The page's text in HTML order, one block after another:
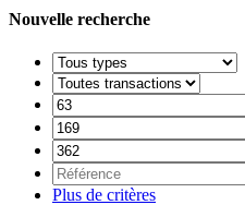
Nouvelle recherche
Plus de critères